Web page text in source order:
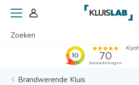
Brandwerende Kluis